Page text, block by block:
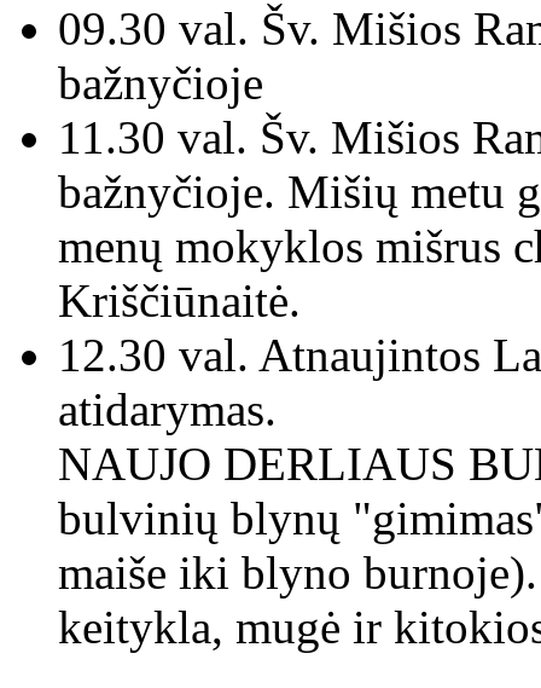
09.30 val. Šv. Mišios
bažnyčioje
11.30 val. Šv. Mišios
bažnyčioje. Mišių metu
menų mokyklos mišrus
Kriščiūnaitė.
12.30 val. Atnaujintos
atidarymas.
NAUJO DERLIAUS
bulvinių blynų
maiše iki blyno
keitykla, mugė ir